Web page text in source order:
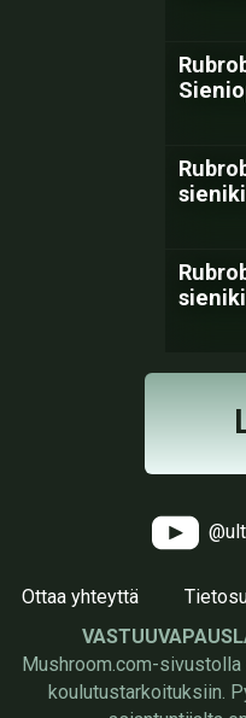
Ottaa yhteyttä
Mushroom.com-
koulutustarkoituksiin.